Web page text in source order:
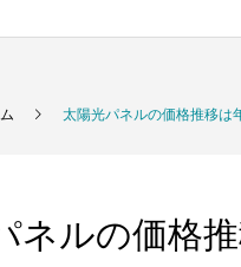
太陽光パネルの価格推移は
ネルの価格